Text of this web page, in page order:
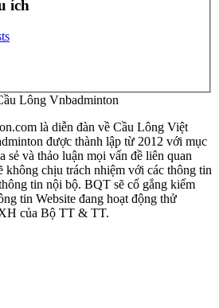
ích
Lông Vnbadminton
là diễn đàn về Cầu Lông Việt
được thành lập từ 2012 với mục
sẻ và thảo luận mọi vấn đề liên quan
không chịu trách nhiệm với các thông tin
tin nội bộ. BQT sẽ cố gắng kiểm
tin Website đang hoạt động thử
của Bộ TT & TT.